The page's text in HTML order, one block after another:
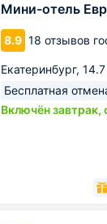
Мини-отель
8.9 18 отзывов
Екатеринбург,
Бесплатная
Включён завтрак,